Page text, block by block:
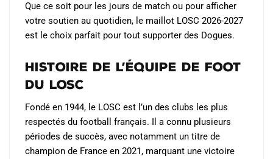
Que ce soit pour les jours de match ou pour afficher
votre soutien au quotidien, le maillot LOSC 2026-2027
est le choix parfait pour tout supporter des Dogues.
Histoire de l’Équipe de Foot
du LOSC
Fondé en 1944, le LOSC est l’un des clubs les plus
respectés du football français. Il a connu plusieurs
périodes de succès, avec notamment un titre de
champion de France en 2021, marquant une victoire